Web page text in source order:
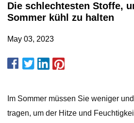
Die schlechtesten Stoffe,
Sommer kühl zu halten
May 03, 2023
Im Sommer müssen Sie weniger
tragen, um der Hitze und